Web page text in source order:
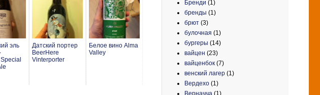
эль
Датский портер
BeerHere
Vinterporter
Белое вино Alma
Valley
Бренди (1)
бренды (1)
брют (3)
булочная (1)
бургеры (14)
вайцен (23)
вайценбок (7)
венский лагер (1)
Вердехо (1)
Верначча (1)